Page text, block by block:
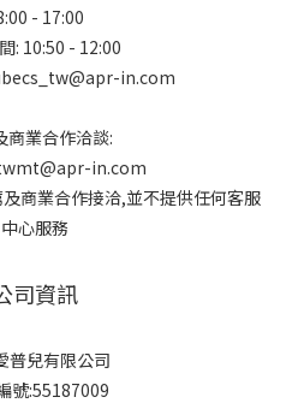
- 17:00
: 10:50 - 12:00
in.com
商業合作洽談:
in.com
商業合作接洽,並不提供任何客服
中心服務
司資訊
普兒有限公司
號:55187009